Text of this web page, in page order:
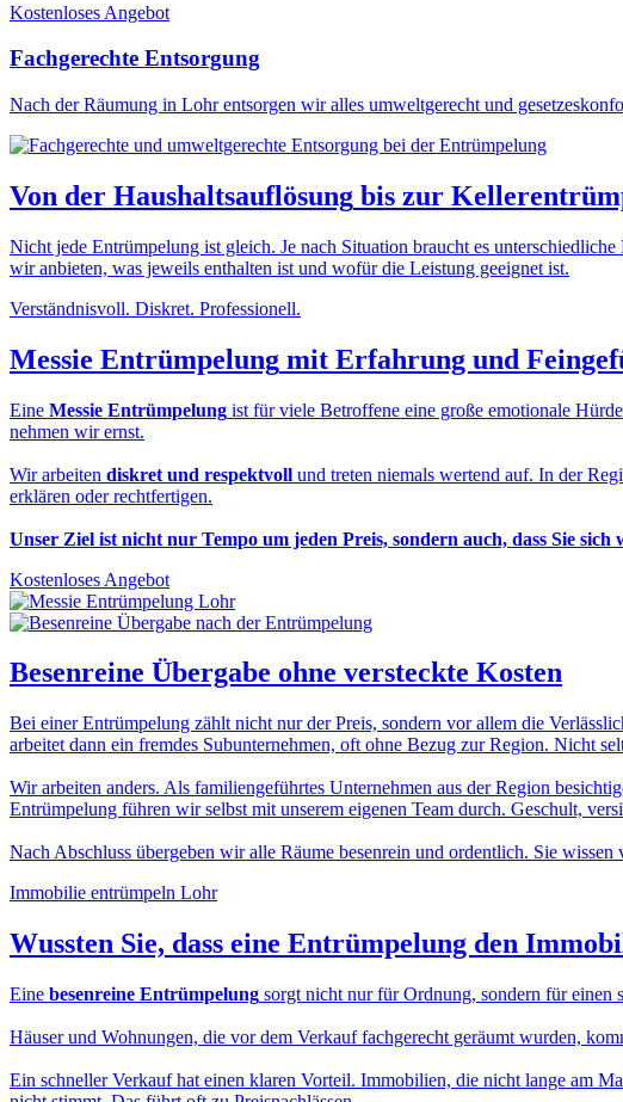
Kostenloses Angebot
Fachgerechte Entsorgung
Nach der Räumung in Lohr entsorgen wir alles umweltgerecht und
Von der Haushaltsauflösung bis zur
Nicht jede Entrümpelung ist gleich. Je nach Situation braucht es
wir anbieten, was jeweils enthalten ist und wofür die Leistung geeignet ist.
Verständnisvoll. Diskret. Professionell.
Messie Entrümpelung mit Erfahrung und
Eine Messie Entrümpelung ist für viele Betroffene eine große emotionale
nehmen wir ernst.
Wir arbeiten diskret und respektvoll und treten niemals wertend auf. In der
erklären oder rechtfertigen.
Unser Ziel ist nicht nur Tempo um jeden Preis, sondern auch, dass Sie
Kostenloses Angebot
Besenreine Übergabe ohne versteckte Kosten
Bei einer Entrümpelung zählt nicht nur der Preis, sondern vor allem die
arbeitet dann ein fremdes Subunternehmen, oft ohne Bezug zur Region. Nicht
Wir arbeiten anders. Als familiengeführtes Unternehmen aus der Region
Entrümpelung führen wir selbst mit unserem eigenen Team durch. Geschult,
Nach Abschluss übergeben wir alle Räume besenrein und ordentlich. Sie
Immobilie entrümpeln Lohr
Wussten Sie, dass eine Entrümpelung den
Eine besenreine Entrümpelung sorgt nicht nur für Ordnung, sondern für einen
Häuser und Wohnungen, die vor dem Verkauf fachgerecht geräumt wurden,
Ein schneller Verkauf hat einen klaren Vorteil. Immobilien, die nicht lange am